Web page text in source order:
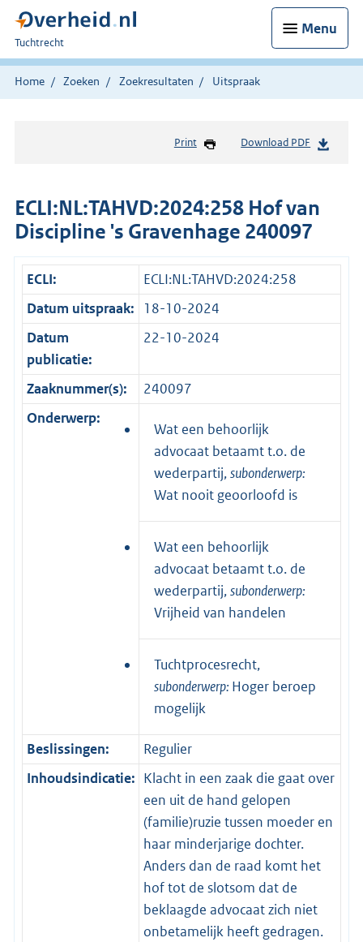
Menu
U
bent
hier:
Tuchtrecht
Home Zoeken Zoekresultaten Uitspraak
Print Download PDF
ECLI:NL:TAHVD:2024:258 Hof van
Discipline 's Gravenhage 240097
ECLI:
ECLI:NL:TAHVD:2024:258
Datum uitspraak:
18-10-2024
Datum
publicatie:
22-10-2024
Zaaknummer(s):
240097
Onderwerp:
Wat een behoorlijk
advocaat betaamt t.o. de
wederpartij,subonderwerp:
Wat nooit geoorloofd is
Wat een behoorlijk
advocaat betaamt t.o. de
wederpartij,subonderwerp:
Vrijheid van handelen
Tuchtprocesrecht,
subonderwerp: Hoger beroep
mogelijk
Beslissingen:
Regulier
Inhoudsindicatie: Klacht in een zaak die gaat over
een uit de hand gelopen
(familie)ruzie tussen moeder en
haar minderjarige dochter.
Anders dan de raad komt het
hof tot de slotsom dat de
beklaagde advocaat zich niet
onbetamelijk heeft gedragen.